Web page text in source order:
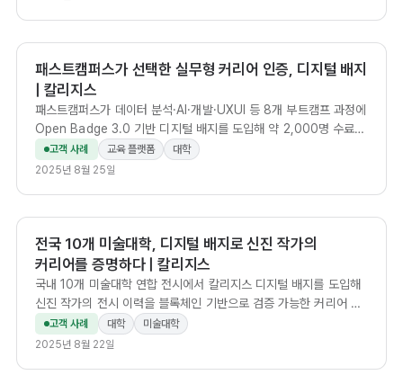
패스트캠퍼스가 선택한 실무형 커리어 인증, 디지털 배지
| 칼리지스
패스트캠퍼스가 데이터 분석·AI·개발·UXUI 등 8개 부트캠프 과정에
Open Badge 3.0 기반 디지털 배지를 도입해 약 2,000명 수료생
의 프로젝트 성과를 커리어 자산으로 전환한 사례.
고객 사례 교육 플랫폼
대학
2025년 8월 25일
전국 10개 미술대학, 디지털 배지로 신진 작가의
커리어를 증명하다 | 칼리지스
국내 10개 미술대학 연합 전시에서 칼리지스 디지털 배지를 도입해
신진 작가의 전시 이력을 블록체인 기반으로 검증 가능한 커리어 자
산으로 전환한 사례.
고객 사례 대학
미술대학
2025년 8월 22일